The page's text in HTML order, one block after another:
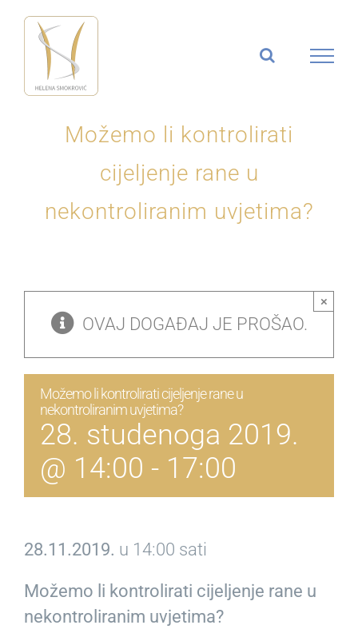
Skip
content
Možemo li kontrolirati
cijeljenje rane u
nekontroliranim uvjetima?
OVAJ DOGAĐAJ JE PROŠAO.
×
Možemo li kontrolirati cijeljenje rane u
nekontroliranim uvjetima?
28. studenoga 2019.
@ 14:00 - 17:00
28.11.2019. u 14:00 sati
Možemo li kontrolirati cijeljenje rane u
nekontroliranim uvjetima?